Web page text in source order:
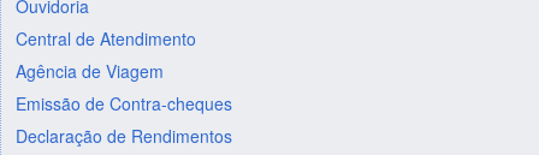
Ouvidoria
Central de Atendimento
Agência de Viagem
Emissão de Contra-cheques
Declaração de Rendimentos